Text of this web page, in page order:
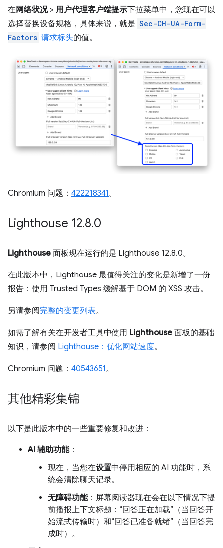
在网络状况> 用户代理客户端提示下拉菜单中，您现在可以
选择替换设备规格，具体来说，就是 Sec-CH-UA-Form-
Factors 请求标头的值。
Chromium 问题： 422218341。
Lighthouse 12.8.0
Lighthouse 面板现在运行的是 Lighthouse 12.8.0。
在此版本中，Lighthouse 最值得关注的变化是新增了一份
报告：使用 Trusted Types 缓解基于 DOM 的 XSS 攻击。
另请参阅完整的变更列表。
如需了解有关在开发者工具中使用 Lighthouse 面板的基础
知识，请参阅 Lighthouse：优化网站速度。
Chromium 问题： 40543651。
其他精彩集锦
以下是此版本中的一些重要修复和改进：
AI 辅助功能：
现在，当您在设置中停用相应的 AI 功能时，系
统会清除聊天记录。
无障碍功能：屏幕阅读器现在会在以下情况下提
前播报上下文标题：“回答正在加载”（当回答开
始流式传输时）和“回答已准备就绪”（当回答完
成时）。